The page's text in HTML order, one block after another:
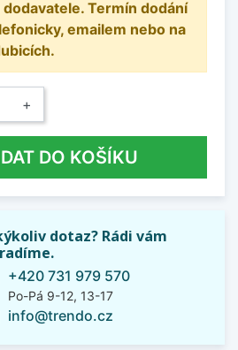
Termín dodání
emailem nebo na
+
DO KOŠÍKU
dotaz? Rádi vám
+420 731 979 570
Po-Pá 9-12, 13-17
info@trendo.cz